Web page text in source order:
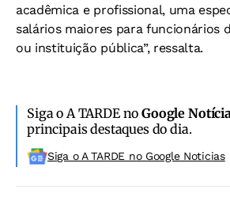
acadêmica e profissional, uma
salários maiores para funcionários
ou instituição pública”, ressalta.
Siga o A TARDE noGoogle
principais destaques do dia.
Siga o A TARDE no Google Noticias